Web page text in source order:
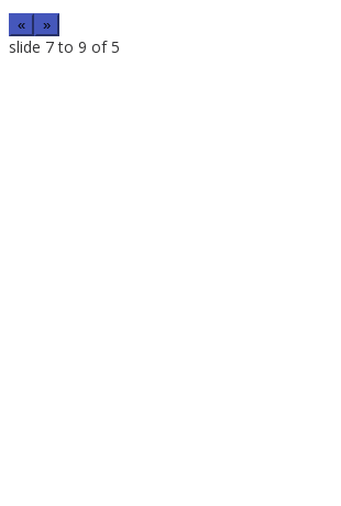
« »
slide 7 to 9 of 5